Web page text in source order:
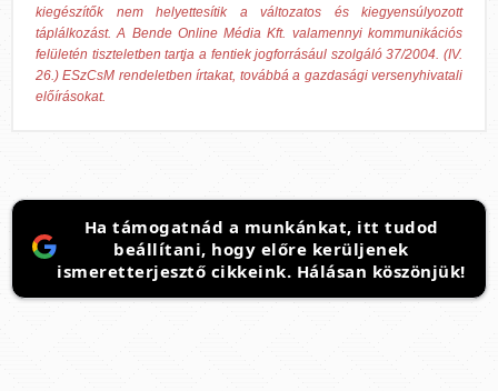
kiegészítők nem helyettesítik a változatos és kiegyensúlyozott
táplálkozást. A Bende Online Média Kft. valamennyi kommunikációs
felületén tiszteletben tartja a fentiek jogforrásául szolgáló 37/2004. (IV.
26.) ESzCsM rendeletben írtakat, továbbá a gazdasági versenyhivatali
előírásokat.
Ha támogatnád a munkánkat, itt tudod
beállítani, hogy előre kerüljenek
ismeretterjesztő cikkeink. Hálásan köszönjük!